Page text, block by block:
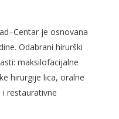
je osnovana
Odabrani hirurški
maksilofacijalne
hirurgije lica, oralne
restaurativne